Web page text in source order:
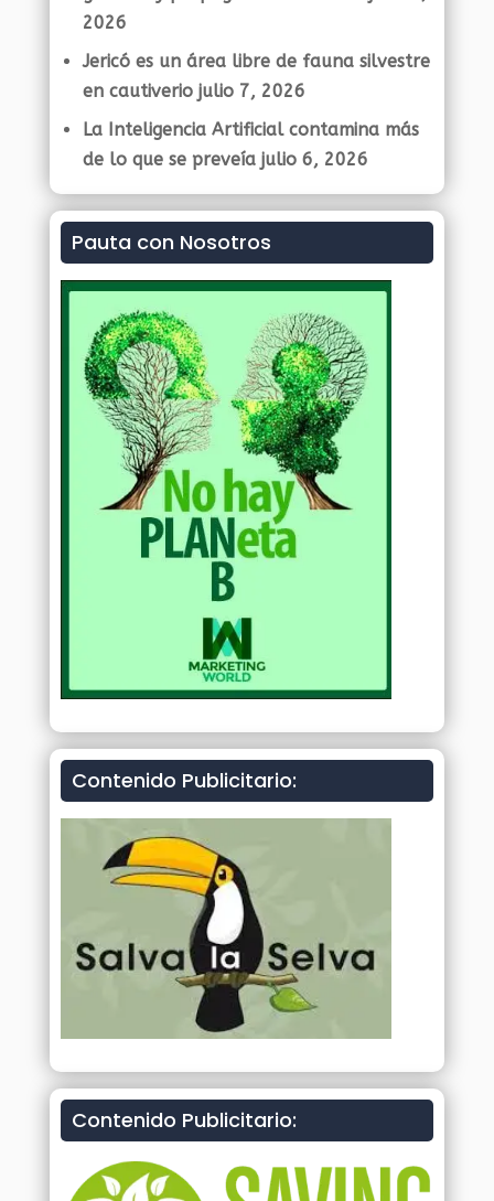
2026
Jericó es un área libre de fauna silvestre
en cautiverio julio 7, 2026
La Inteligencia Artificial contamina más
de lo que se preveía julio 6, 2026
Pauta con Nosotros
Contenido Publicitario:
Contenido Publicitario: